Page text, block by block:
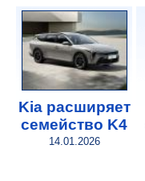
Kia расширяет
семейство K4
14.01.2026